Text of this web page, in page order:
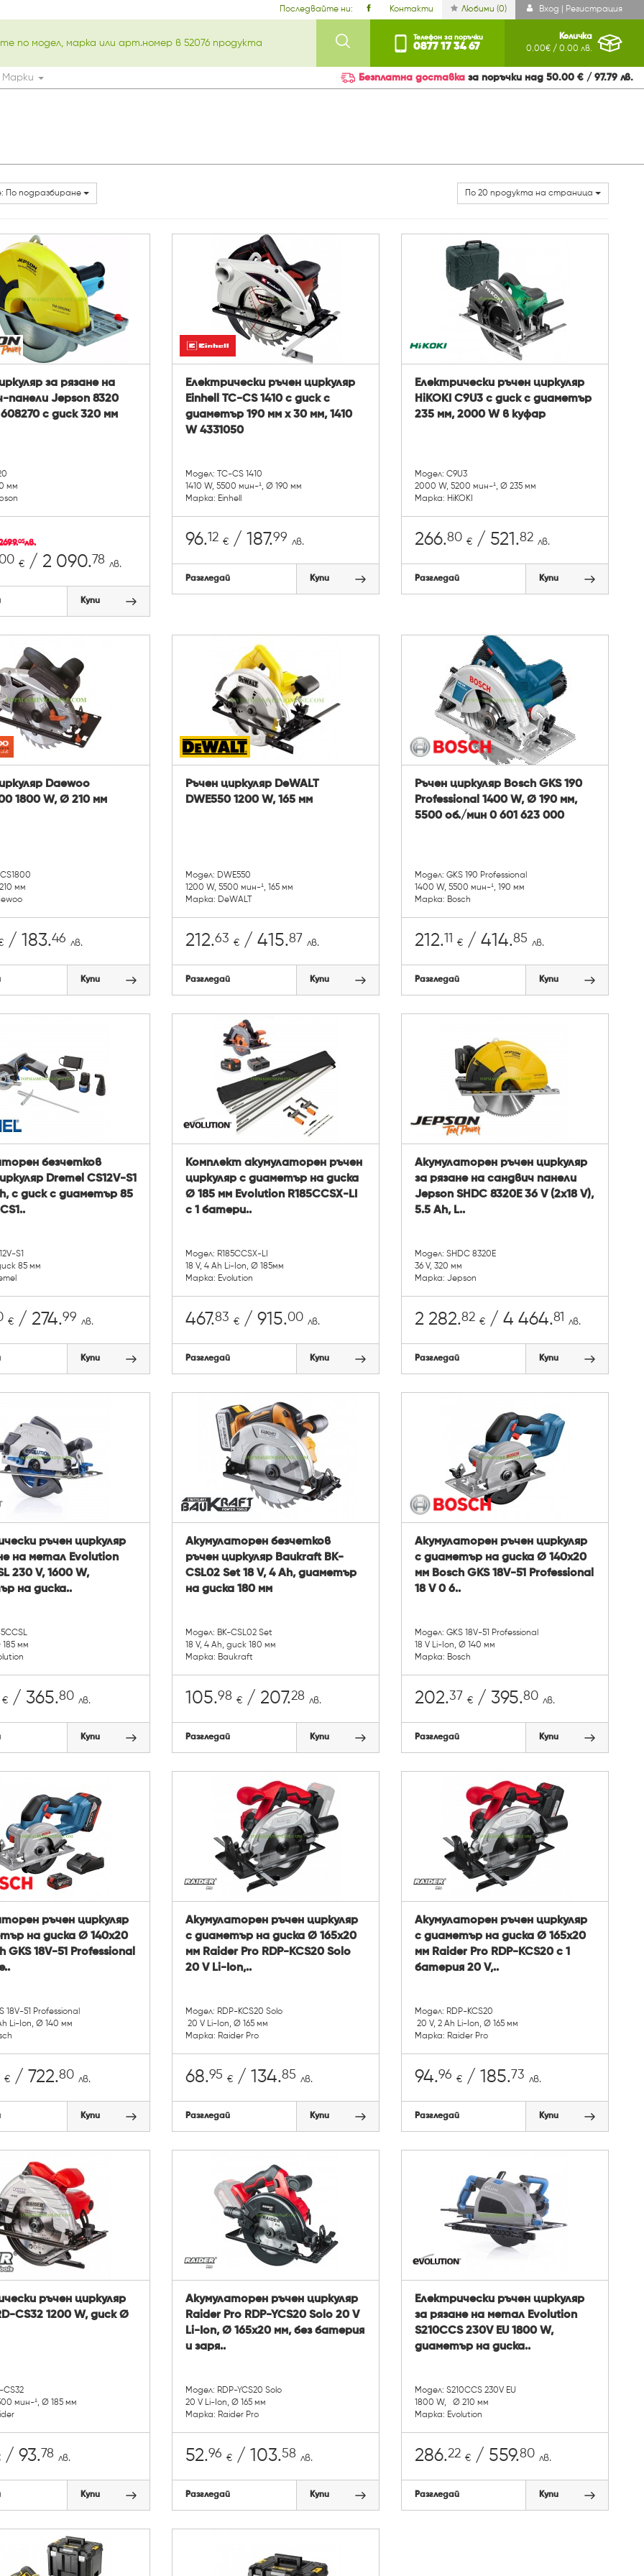
Последвайте ни: Контакти Любими (0) Вход | Регистрация
Телефон за поръчки
0877 17 34 67
Количка
0.00€ / 0.00 лв.
Марки Безплатна доставка за поръчки над 50.00 € / 97.79 лв.
По подразбиране По 20 продукта на страница
за рязане на
панели Jepson 8320
с диск 320 мм
мм
00 €/ 2 090.78 лв.
05лв.
Купи
Електрически ръчен циркуляр
Einhell TC-CS 1410 с диск с
диаметър 190 мм х 30 мм, 1410
W 4331050
Модел: TC-CS 1410
1410 W, 5500 мин-¹, Ø 190 мм
Марка: Einhell
96.12 €/ 187.99 лв.
Разгледай Купи
Електрически ръчен циркуляр
HiKOKI C9U3 с диск с диаметър
235 мм, 2000 W в куфар
Модел: C9U3
2000 W, 5200 мин-¹, Ø 235 мм
Марка: HiKOKI
266.80 € / 521.82 лв.
Разгледай Купи
Daewoo
1800 W, Ø 210 мм
мм
/ 183.46 лв.
Купи
Ръчен циркуляр DeWALT
DWE550 1200 W, 165 мм
Модел: DWE550
1200 W, 5500 мин-¹, 165 мм
Марка: DeWALT
212.63 €/ 415.87 лв.
Разгледай Купи
Ръчен циркуляр Bosch GKS 190
Professional 1400 W, Ø 190 мм,
5500 об./мин 0 601 623 000
Модел: GKS 190 Professional
1400 W, 5500 мин-¹, 190 мм
Марка: Bosch
212.11 € / 414.85 лв.
Разгледай Купи
безчетков
Dremel CS12V-S1
с диск с диаметър 85
S1
85 мм
€/ 274.99 лв.
Купи
Комплект акумулаторен ръчен
циркуляр с диаметър на диска
Ø 185 мм Evolution R185CCSX-LI
с 1 батери..
Модел: R185CCSX-LI
18 V, 4 Ah Li-Ion, Ø 185мм
Марка: Evolution
467.83 €/ 915.00 лв.
Разгледай Купи
Акумулаторен ръчен циркуляр
за рязане на сандвич панели
Jepson SHDC 8320E 36 V (2x18 V),
5.5 Ah, L..
Модел: SHDC 8320E
36 V, 320 мм
Марка: Jepson
2 282.82 € / 4 464.81 лв.
Разгледай Купи
ръчен циркуляр
на метал Evolution
230 V, 1600 W,
на диска..
мм
€/ 365.80 лв.
Купи
Акумулаторен безчетков
ръчен циркуляр Baukraft BK-
CSL02 Set 18 V, 4 Ah, диаметър
на диска 180 мм
Модел: BK-CSL02 Set
18 V, 4 Ah, диск 180 мм
Марка: Baukraft
105.98 €/ 207.28 лв.
Разгледай Купи
Акумулаторен ръчен циркуляр
с диаметър на диска Ø 140х20
мм Bosch GKS 18V-51 Professional
18 V 0 6..
Модел: GKS 18V-51 Professional
18 V Li-Ion, Ø 140 мм
Марка: Bosch
202.37 € / 395.80 лв.
Разгледай Купи
ръчен циркуляр
на диска Ø 140х20
GKS 18V-51 Professional
18V-51 Professional
Li-Ion, Ø 140 мм
€/ 722.80 лв.
Купи
Акумулаторен ръчен циркуляр
с диаметър на диска Ø 165х20
мм Raider Pro RDP-KCS20 Solo
20 V Li-Ion,..
Модел: RDP-KCS20 Solo
20 V Li-Ion, Ø 165 мм
Марка: Raider Pro
68.95 €/ 134.85 лв.
Разгледай Купи
Акумулаторен ръчен циркуляр
с диаметър на диска Ø 165х20
мм Raider Pro RDP-KCS20 с 1
батерия 20 V,..
Модел: RDP-KCS20
20 V, 2 Ah Li-Ion, Ø 165 мм
Марка: Raider Pro
94.96 € / 185.73 лв.
Разгледай Купи
ръчен циркуляр
CS32 1200 W, диск Ø
CS32
мин-¹, Ø 185 мм
/ 93.78 лв.
Купи
Акумулаторен ръчен циркуляр
Raider Pro RDP-YCS20 Solo 20 V
Li-Ion, Ø 165х20 мм, без батерия
и заря..
Модел: RDP-YCS20 Solo
20 V Li-Ion, Ø 165 мм
Марка: Raider Pro
52.96 €/ 103.58 лв.
Разгледай Купи
Електрически ръчен циркуляр
за рязане на метал Evolution
S210CCS 230V EU 1800 W,
диаметър на диска..
Модел: S210CCS 230V EU
1800 W, Ø 210 мм
Марка: Evolution
286.22 € / 559.80 лв.
Разгледай Купи